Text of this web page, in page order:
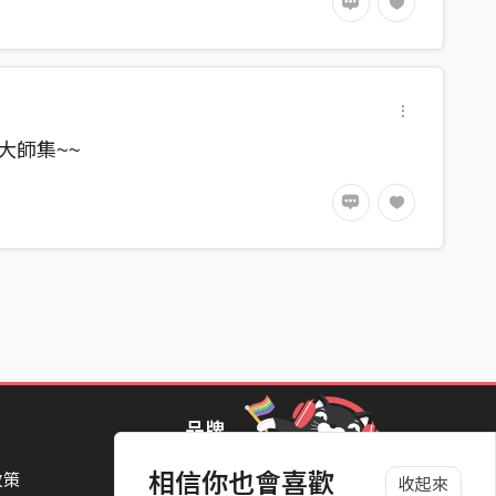
相信你也會喜歡 收起來
師集~~
策
品牌
StreetVoice Awards 街聲音樂獎